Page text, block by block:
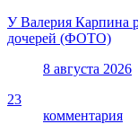
У Валерия Карпина
дочерей (ФОТО)
8 августа 2026
23
комментария